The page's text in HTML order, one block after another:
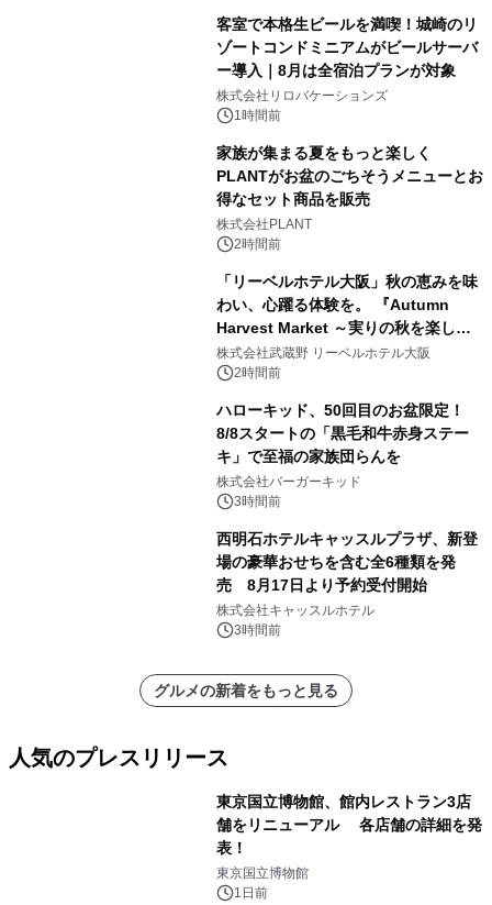
客室で本格生ビールを満喫！城崎のリ
ゾートコンドミニアムがビールサーバ
ー導入｜8月は全宿泊プランが対象
株式会社リロバケーションズ
1時間前
家族が集まる夏をもっと楽しく
PLANTがお盆のごちそうメニューとお
得なセット商品を販売
株式会社PLANT
2時間前
「リーベルホテル大阪」秋の恵みを味
わい、心躍る体験を。 『Autumn
Harvest Market ～実りの秋を楽しむ
ディナー&スイーツビュッフェ～』を9
月18日より開催！
株式会社武蔵野 リーベルホテル大阪
2時間前
ハローキッド、50回目のお盆限定！
8/8スタートの「黒毛和牛赤身ステー
キ」で至福の家族団らんを
株式会社バーガーキッド
3時間前
西明石ホテルキャッスルプラザ、新登
場の豪華おせちを含む全6種類を発
売 8月17日より予約受付開始
株式会社キャッスルホテル
3時間前
グルメの新着をもっと見る
人気のプレスリリース
東京国立博物館、館内レストラン3店
舗をリニューアル 各店舗の詳細を発
表！
東京国立博物館
1日前